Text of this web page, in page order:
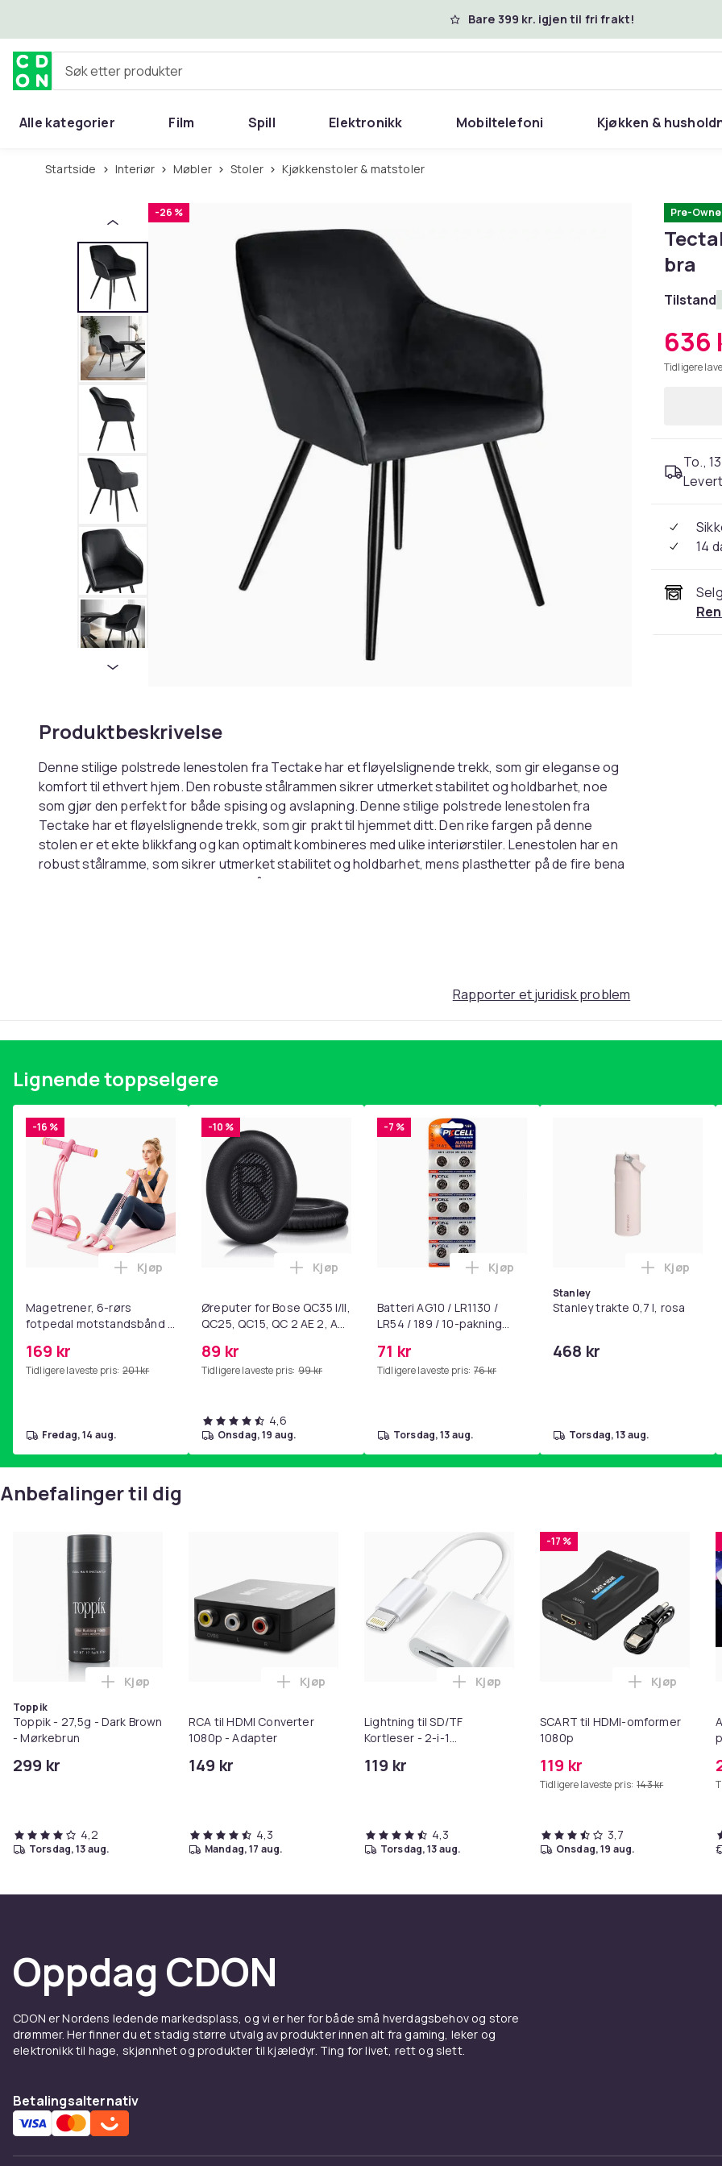
Bare 399 kr. igjen til fri frakt!
Søk etter produkter
Alle kategorier Film Spill Elektronikk Mobiltelefoni Kjøkken &
Startside Interiør Møbler Stoler Kjøkkenstoler & matstoler
-26 %
Produktbeskrivelse
Denne stilige polstrede lenestolen fra Tectake har et fløyelslignende trekk, som gir eleganse og
komfort til ethvert hjem. Den robuste stålrammen sikrer utmerket stabilitet og holdbarhet, noe
som gjør den perfekt for både spising og avslapning. Denne stilige polstrede lenestolen fra
Tectake har et fløyelslignende trekk, som gir prakt til hjemmet ditt. Den rike fargen på denne
stolen er et ekte blikkfang og kan optimalt kombineres med ulike interiørstiler. Lenestolen har en
robust stålramme, som sikrer utmerket stabilitet og holdbarhet, mens plasthetter på de fire bena
reduserer støy og forhindrer riper på gulvet i rommet ditt. I tillegg til sitt sjarmerende utseende og
avrundede hjørner Stabilitet: Eksepsjonell stabilitet og god holdbarhet Gulvbeskyttelse:
cm Setehøyde: 47 cm Ryggstøttehøyde: 40 cm Armlenehøyde fra gulv: 63 - 66 cm Lastekapasitet:
Tilstand
7a9e3209-e6d9-5c31-99d7-5540bf7776be
Produktsikkerhetsinformasjon
Pre-
bra
Tilstand
636
Tidligere
To.,
14
Rapporter et juridisk problem
Lignende toppselgere
-16 %
Magetrener, 6-rørs
fotpedal motstandsbånd -
yoga og
hjemmegymnastikk Pink
169 kr
Tidligere laveste pris: 201 kr
Legg Magetrener, 6-rørs fotpedal motstandsbånd - mage- og kjernetrening, yoga og
Kjøp
fredag, 14 aug.
-10 %
Øreputer for Bose QC35 I/II,
QC25, QC15, QC 2 AE 2, AE
SoundLink Black
89 kr
Tidligere laveste pris: 99 kr
Legg Øreputer for Bose QC35 I/II, QC25, QC15, QC 2 AE 2, AE 2i, AE 2w,
Kjøp
4,6
onsdag, 19 aug.
-7 %
Batteri AG10 / LR1130 /
LR54 / 189 / 10-pakning
71 kr
Tidligere laveste pris: 76 kr
Legg Batteri AG10 / LR1130 / LR54 / 189
Kjøp
torsdag, 13 aug.
Stanley
Stanley trakte 0,7 l, rosa
468 kr
Legg
Kjøp
torsdag, 13 aug.
Anbefalinger til dig
Toppik
Toppik - 27,5g - Dark Brown
- Mørkebrun
299 kr
Legg Toppik - 27,5g - Dark Brown - Mørkebrun i handlekurven
Kjøp
4,2
torsdag, 13 aug.
RCA til HDMI Converter
1080p - Adapter
149 kr
Legg RCA til HDMI Converter 1080p - Adapter i handlekurven
Kjøp
4,3
mandag, 17 aug.
Lightning til SD/TF
Kortleser - 2-i-1
iPhone/iPad
119 kr
Legg Lightning til SD/TF Kortleser - 2-i-1
Kjøp
4,3
torsdag, 13 aug.
-17 %
SCART til HDMI-omformer
1080p
119 kr
Tidligere laveste pris: 143 kr
Legg
Kjøp
3,7
onsdag, 19 aug.
Oppdag CDON
CDON er Nordens ledende markedsplass, og vi er her for både små hverdagsbehov og store
drømmer. Her finner du et stadig større utvalg av produkter innen alt fra gaming, leker og
elektronikk til hage, skjønnhet og produkter til kjæledyr. Ting for livet, rett og slett.
Betalingsalternativ